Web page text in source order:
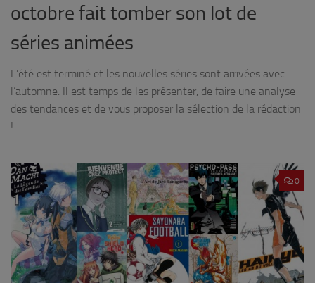
octobre fait tomber son lot de
séries animées
L’été est terminé et les nouvelles séries sont arrivées avec
l’automne. Il est temps de les présenter, de faire une analyse
des tendances et de vous proposer la sélection de la rédaction
!
0